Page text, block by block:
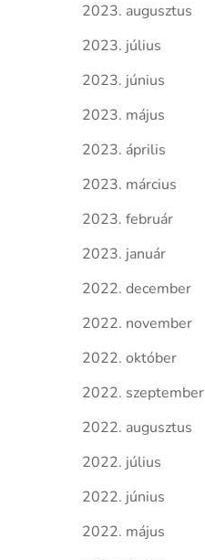
2023. augusztus
2023. július
2023. június
2023. május
2023. április
2023. március
2023. február
2023. január
2022. december
2022. november
2022. október
2022. szeptember
2022. augusztus
2022. július
2022. június
2022. május